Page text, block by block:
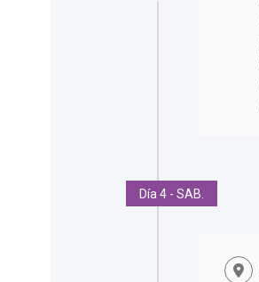
Día 4 - SAB.